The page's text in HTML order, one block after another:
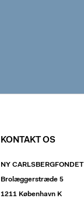
KONTAKT OS
NY CARLSBERGFONDET
Brolæggerstræde 5
1211 København K